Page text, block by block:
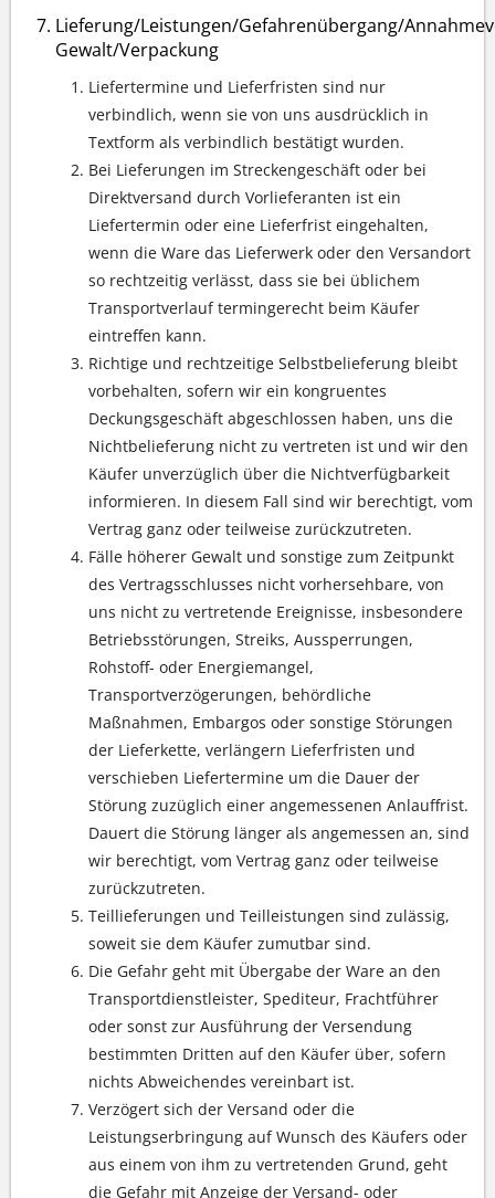
Lieferung/Leistungen/Gefahrenübergang/
Gewalt/Verpackung
Liefertermine und Lieferfristen sind nur
verbindlich, wenn sie von uns ausdrücklich in
Textform als verbindlich bestätigt wurden.
Bei Lieferungen im Streckengeschäft oder bei
Direktversand durch Vorlieferanten ist ein
Liefertermin oder eine Lieferfrist eingehalten,
wenn die Ware das Lieferwerk oder den Versandort
so rechtzeitig verlässt, dass sie bei üblichem
Transportverlauf termingerecht beim Käufer
eintreffen kann.
Richtige und rechtzeitige Selbstbelieferung bleibt
vorbehalten, sofern wir ein kongruentes
Deckungsgeschäft abgeschlossen haben, uns die
Nichtbelieferung nicht zu vertreten ist und wir den
Käufer unverzüglich über die Nichtverfügbarkeit
informieren. In diesem Fall sind wir berechtigt, vom
Vertrag ganz oder teilweise zurückzutreten.
Fälle höherer Gewalt und sonstige zum Zeitpunkt
des Vertragsschlusses nicht vorhersehbare, von
uns nicht zu vertretende Ereignisse, insbesondere
Betriebsstörungen, Streiks, Aussperrungen,
Rohstoff- oder Energiemangel,
Transportverzögerungen, behördliche
Maßnahmen, Embargos oder sonstige Störungen
der Lieferkette, verlängern Lieferfristen und
verschieben Liefertermine um die Dauer der
Störung zuzüglich einer angemessenen Anlauffrist.
Dauert die Störung länger als angemessen an, sind
wir berechtigt, vom Vertrag ganz oder teilweise
zurückzutreten.
Teillieferungen und Teilleistungen sind zulässig,
soweit sie dem Käufer zumutbar sind.
Die Gefahr geht mit Übergabe der Ware an den
Transportdienstleister, Spediteur, Frachtführer
oder sonst zur Ausführung der Versendung
bestimmten Dritten auf den Käufer über, sofern
nichts Abweichendes vereinbart ist.
Verzögert sich der Versand oder die
Leistungserbringung auf Wunsch des Käufers oder
aus einem von ihm zu vertretenden Grund, geht
die Gefahr mit Anzeige der Versand- oder